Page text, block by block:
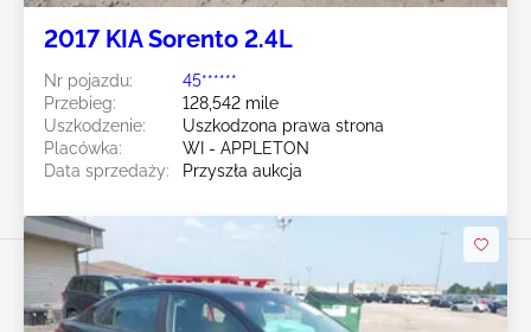
2017 KIA Sorento 2.4L
Nr pojazdu:
45******
Przebieg:
128,542 mile
Uszkodzenie:
Uszkodzona prawa strona
Placówka:
WI - APPLETON
Data sprzedaży:
Przyszła aukcja